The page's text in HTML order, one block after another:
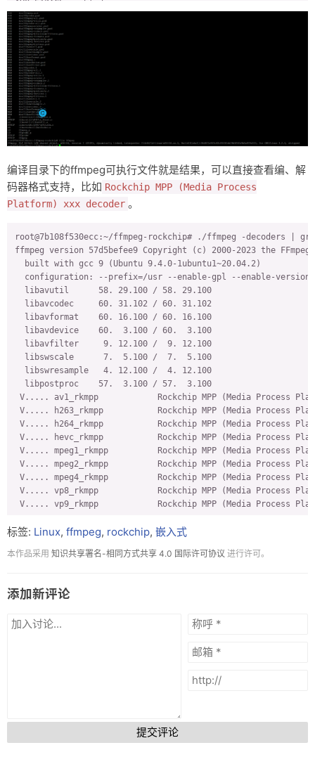
AVX-512ICL enabled
XOP enabled
FMA3 enabled
FMA4 enabled
i686 features enabled
CMOV is fast
EBX available
EBP available
debug symbols
strip symbols
optimize
static yes
shared                    no
postprocessing support yes
network support
texi2html enabled         no
perl enabled
yes
pod2man enabled
makeinfo enabled yes
yes
iconv                   libdrm                  libx264
External libraries providing hardware acceleration:
rkmpp                   v4l2_m2m
avcodec                 avdevice                avfilter
ffmpeg                  ffprobe
Enabled decoders:
aac                     adpcm_xa
aac_latm                adpcm_yamaha
aasc                    adpcm_zork              cfhd
acelp_kelvin            alac                    cljr
adpcm_adx               als
adpcm_afc               amrnb                   cook
adpcm_aica              amv                     cri
adpcm_ct                ansi
编译目录下的ffmpeg可执行文件就是结果，可以直接查看编、解
码器格式支持，比如 Rockchip MPP (Media Process
Platform) xxx decoder 。
root@7b108f530ecc:~/ffmpeg-rockchip# ./ffmpeg -decoders |
ffmpeg version 57d5befee9 Copyright (c) 2000-2023 the FFmpeg
  built with gcc 9 (Ubuntu 9.4.0-1ubuntu1~20.04.2)
configuration: --prefix=/usr --enable-gpl --enable-
  libavutil      58. 29.100 / 58. 29.100
  libavcodec     60. 31.102 / 60. 31.102
  libavformat    60. 16.100 / 60. 16.100
  libavdevice    60.  3.100 / 60.  3.100
  libavfilter     9. 12.100 /  9. 12.100
  libswscale      7.  5.100 /  7.  5.100
  libswresample   4. 12.100 /  4. 12.100
  libpostproc    57.  3.100 / 57.  3.100
V..... av1_rkmpp            Rockchip MPP (Media Process
V..... h263_rkmpp           Rockchip MPP (Media Process
V..... h264_rkmpp           Rockchip MPP (Media Process
V..... hevc_rkmpp           Rockchip MPP (Media Process
V..... mpeg1_rkmpp          Rockchip MPP (Media Process
V..... mpeg2_rkmpp          Rockchip MPP (Media Process
V..... mpeg4_rkmpp          Rockchip MPP (Media Process
V..... vp8_rkmpp            Rockchip MPP (Media Process
V..... vp9_rkmpp            Rockchip MPP (Media Process
# 查看h264_rkmpp
ffmpeg version 57d5befee9 Copyright (c) 2000-2023 the FFmpeg
  libavutil      58. 29.100 / 58. 29.100
  libavformat    60. 16.100 / 60. 16.100
  libavfilter     9. 12.100 /  9. 12.100
  libswresample   4. 12.100 /  4. 12.100
    General capabilities: delay hardware
    Threading capabilities: none
    Supported hardware devices: rkmpp rkmpp drm
标签: Linux, ffmpeg, rockchip, 嵌入式
本作品采用 知识共享署名-相同方式共享 4.0 国际许可协议 进行许可。
添加新评论
提交评论